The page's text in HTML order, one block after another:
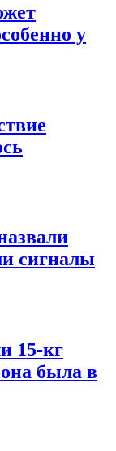
у
сигналы
15-кг
была в